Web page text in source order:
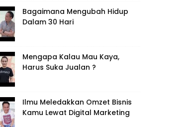
Bagaimana Mengubah Hidup
Dalam 30 Hari
Mengapa Kalau Mau Kaya,
Harus Suka Jualan ?
Ilmu Meledakkan Omzet Bisnis
Kamu Lewat Digital Marketing